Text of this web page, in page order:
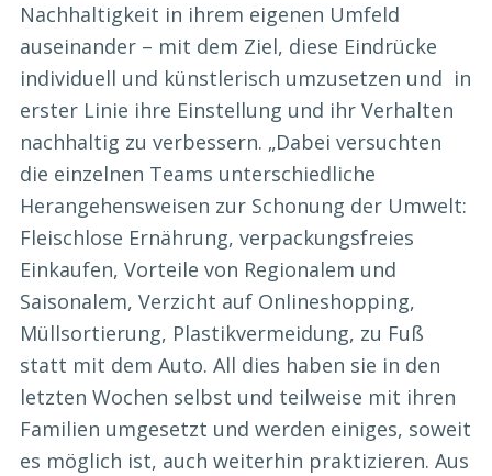
Nachhaltigkeit in ihrem eigenen Umfeld
auseinander – mit dem Ziel, diese Eindrücke
individuell und künstlerisch umzusetzen und in
erster Linie ihre Einstellung und ihr Verhalten
nachhaltig zu verbessern. „Dabei versuchten
die einzelnen Teams unterschiedliche
Herangehensweisen zur Schonung der Umwelt:
Fleischlose Ernährung, verpackungsfreies
Einkaufen, Vorteile von Regionalem und
Saisonalem, Verzicht auf Onlineshopping,
Müllsortierung, Plastikvermeidung, zu Fuß
statt mit dem Auto. All dies haben sie in den
letzten Wochen selbst und teilweise mit ihren
Familien umgesetzt und werden einiges, soweit
es möglich ist, auch weiterhin praktizieren. Aus